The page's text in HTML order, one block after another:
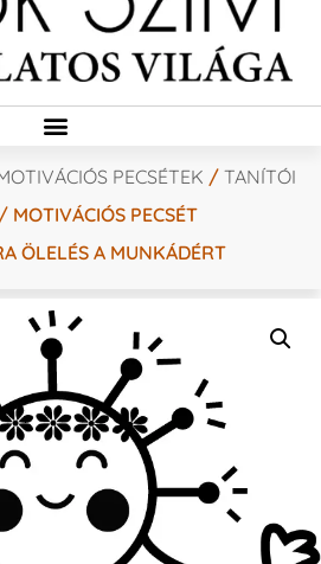
PECSÉTEK / TANÍTÓI
/ MOTIVÁCIÓS PECSÉT
ÖLELÉS A MUNKÁDÉRT